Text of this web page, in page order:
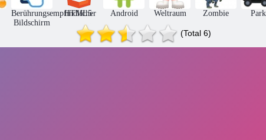
Gartengeschichten Zoo Boom Pool Party Spiel Toy
Berührungsempfindlicher
Bildschirm
HTML5 Android Weltraum Zombie
(Total 6)